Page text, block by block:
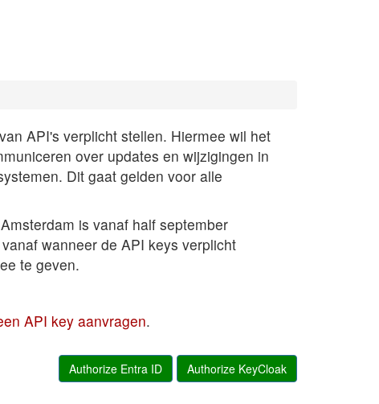
API's verplicht stellen. Hiermee wil het
over updates en wijzigingen in
Dit gaat gelden voor alle
is vanaf half september
wanneer de API keys verplicht
te geven.
API key aanvragen.
Authorize KeyCloak
Authorize Entra ID